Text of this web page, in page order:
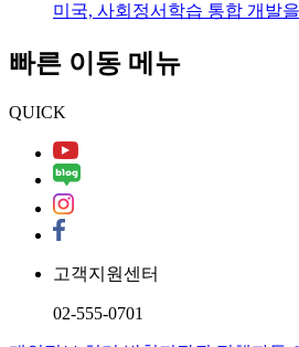
미국, 사회정서학습 통합 개발
빠른 이동 메뉴
QUICK
고객지원센터
02-555-0701